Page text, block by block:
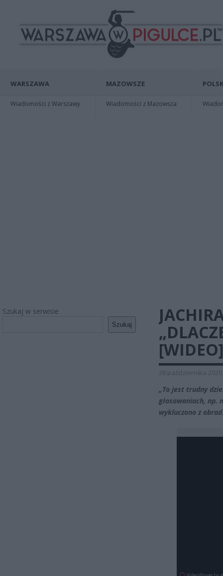
WARSZAWA
Wiadomości z Warszawy
MAZOWSZE
Wiadomości z Mazowsza
Szukaj w serwisie
Szukaj
[WIDEO]
28 października 2020
„To jest trudny
głosowaniach,
wykluczono z